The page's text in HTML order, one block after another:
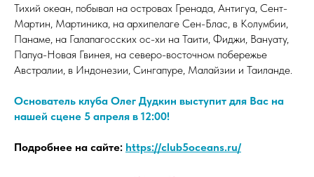
Тихий океан, побывал на островах Гренада, Антигуа, Сент-
Мартин, Мартиника, на архипелаге Сен-Блас, в Колумбии,
Панаме, на Галапагосских ос-хи на Таити, Фиджи, Вануату,
Папуа-Новая Гвинея, на северо-восточном побережье
Австралии, в Индонезии, Сингапуре, Малайзии и Таиланде.
Основатель клуба Олег Дудкин выступит для Вас на
нашей сцене 5 апреля в 12:00!
Подробнее на сайте: https://club5oceans.ru/